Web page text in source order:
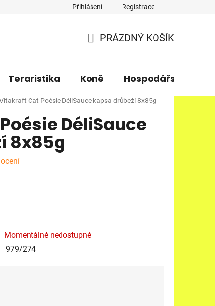
Přihlášení Registrace
KOŠÍK
PRÁZDNÝ KOŠÍK
Teraristika Koně Hospodářská
Vitakraft Cat Poésie DéliSauce kapsa drůbeží 8x85g
DéliSauce
8x85g
Momentálně nedostupné
979/274